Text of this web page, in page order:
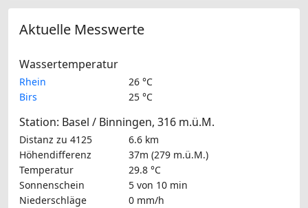
Aktuelle Messwerte
Wassertemperatur
Rhein
26 °C
Birs
25 °C
Station: Basel / Binningen, 316 m.ü.M.
Distanz zu 4125
6.6 km
Höhendifferenz
37m (279 m.ü.M.)
Temperatur
29.8 °C
Sonnenschein
5 von 10 min
Niederschläge
0 mm/h